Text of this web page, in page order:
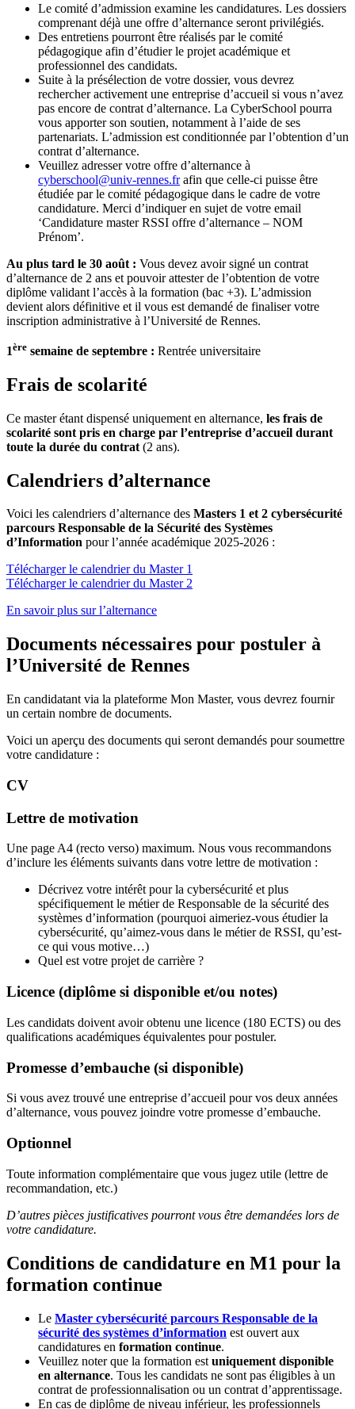
Le comité d’admission examine les candidatures. Les dossiers
comprenant déjà une offre d’alternance seront privilégiés.
Des entretiens pourront être réalisés par le comité
pédagogique afin d’étudier le projet académique et
professionnel des candidats.
Suite à la présélection de votre dossier, vous devrez
rechercher activement une entreprise d’accueil si vous n’avez
pas encore de contrat d’alternance. La CyberSchool pourra
vous apporter son soutien, notamment à l’aide de ses
partenariats. L’admission est conditionnée par l’obtention d’un
contrat d’alternance.
Veuillez adresser votre offre d’alternance à
cyberschool@univ-rennes.frafin que celle-ci puisse être
étudiée par le comité pédagogique dans le cadre de votre
candidature. Merci d’indiquer en sujet de votre email
‘Candidature master RSSI offre d’alternance – NOM
Prénom’.
Au plus tard le 30 août : Vous devez avoir signé un contrat
d’alternance de 2 ans et pouvoir attester de l’obtention de votre
diplôme validant l’accès à la formation (bac +3). L’admission
devient alors définitive et il vous est demandé de finaliser votre
inscription administrative à l’Université de Rennes.
1ère semaine de septembre : Rentrée universitaire
Frais de scolarité
Ce master étant dispensé uniquement en alternance, les frais de
scolarité sont pris en charge par l’entreprise d’accueil durant
toute la durée du contrat (2 ans).
Calendriers d’alternance
Voici les calendriers d’alternance des Masters 1 et 2 cybersécurité
parcours Responsable de la Sécurité des Systèmes
d’Information pour l’année académique 2025-2026 :
Télécharger le calendrier du Master 1
Télécharger le calendrier du Master 2
En savoir plus sur l’alternance
Documents nécessaires pour postuler à
l’Université de Rennes
En candidatant via la plateforme Mon Master, vous devrez fournir
un certain nombre de documents.
Voici un aperçu des documents qui seront demandés pour soumettre
votre candidature :
CV
Lettre de motivation
Une page A4 (recto verso) maximum. Nous vous recommandons
d’inclure les éléments suivants dans votre lettre de motivation :
Décrivez votre intérêt pour la cybersécurité et plus
spécifiquement le métier de Responsable de la sécurité des
systèmes d’information (pourquoi aimeriez-vous étudier la
cybersécurité, qu’aimez-vous dans le métier de RSSI, qu’est-
ce qui vous motive…)
Quel est votre projet de carrière ?
Licence (diplôme si disponible et/ou notes)
Les candidats doivent avoir obtenu une licence (180 ECTS) ou des
qualifications académiques équivalentes pour postuler.
Promesse d’embauche (si disponible)
Si vous avez trouvé une entreprise d’accueil pour vos deux années
d’alternance, vous pouvez joindre votre promesse d’embauche.
Optionnel
Toute information complémentaire que vous jugez utile (lettre de
recommandation, etc.)
D’autres pièces justificatives pourront vous être demandées lors de
votre candidature.
Conditions de candidature en M1 pour la
formation continue
Le Master cybersécurité parcours Responsable de la
sécurité des systèmes d’information est ouvert aux
candidatures en formation continue.
Veuillez noter que la formation est uniquement disponible
en alternance. Tous les candidats ne sont pas éligibles à un
contrat de professionnalisation ou un contrat d’apprentissage.
En cas de diplôme de niveau inférieur, les professionnels